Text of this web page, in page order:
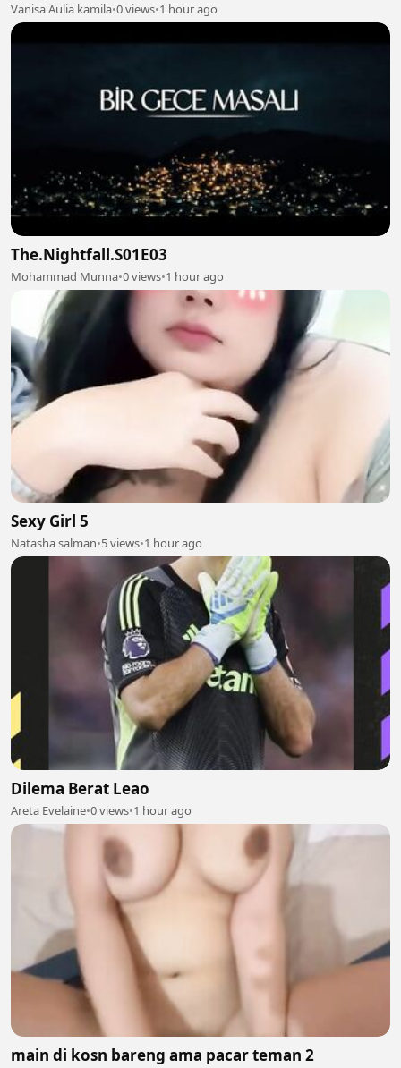
Vanisa Aulia kamila•0 views•1 hour ago
The.Nightfall.S01E03
Mohammad Munna•0 views•1 hour ago
Sexy Girl 5
Natasha salman•5 views•1 hour ago
Dilema Berat Leao
Areta Evelaine•0 views•1 hour ago
main di kosn bareng ama pacar teman 2